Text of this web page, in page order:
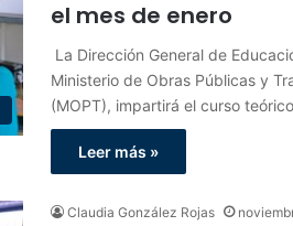
el mes de enero
La Dirección General de
Ministerio de Obras Públicas y
(MOPT), impartirá el curso
Leer más »
Claudia González Rojas